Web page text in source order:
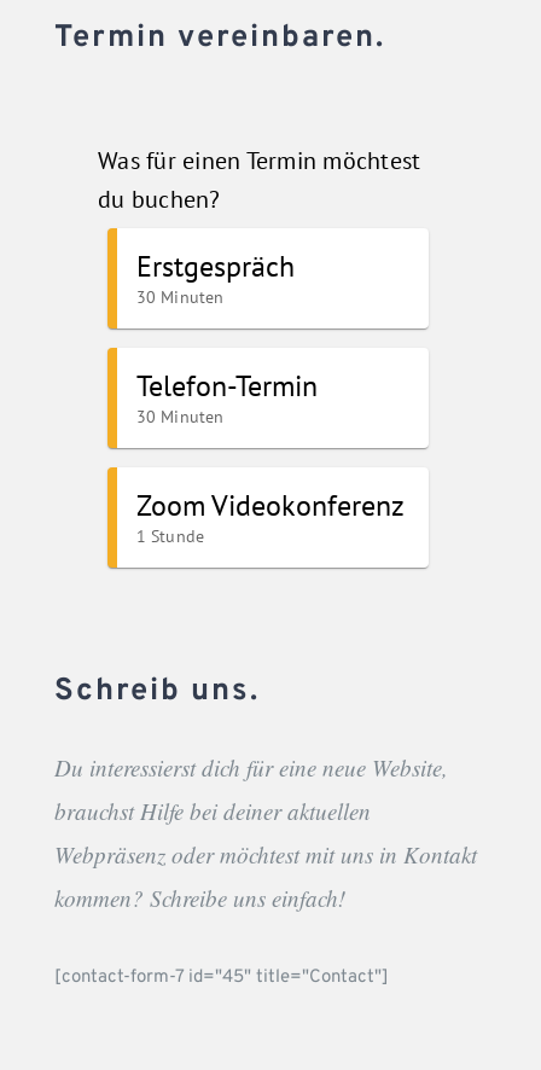
Termin vereinbaren.
Schreib uns.
Du interessierst dich für eine neue Website,
brauchst Hilfe bei deiner aktuellen
Webpräsenz oder möchtest mit uns in Kontakt
kommen? Schreibe uns einfach!
[contact-form-7 id="45" title="Contact"]